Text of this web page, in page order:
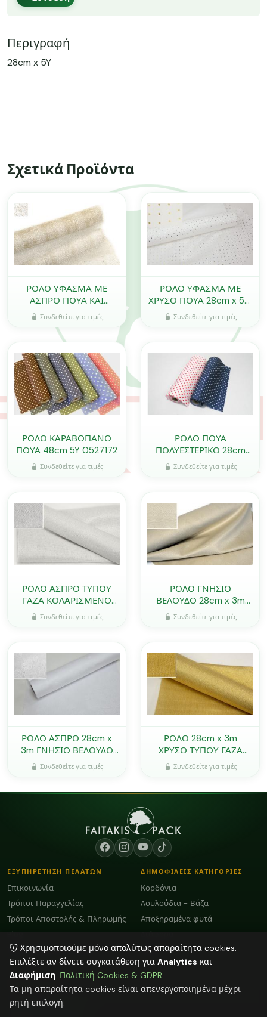
Περιγραφή
28cm x 5Y
Σχετικά Προϊόντα
ΡΟΛΟ ΥΦΑΣΜΑ ΜΕ
ΑΣΠΡΟ ΠΟΥΑ ΚΑΙ
ΓΚΛΙΤΕΡ 28cm x 5m
0527315
Συνδεθείτε για τιμές
ΡΟΛΟ ΥΦΑΣΜΑ ΜΕ
ΧΡΥΣΟ ΠΟΥΑ 28cm x 5m
0527318
Συνδεθείτε για τιμές
ΡΟΛΟ ΚΑΡΑΒΟΠΑΝΟ
ΠΟΥΑ 48cm 5Y 0527172
Συνδεθείτε για τιμές
ΡΟΛΟ ΠΟΥΑ
ΠΟΛΥΕΣΤΕΡΙΚΟ 28cm
10Y 0527095
Συνδεθείτε για τιμές
ΡΟΛΟ ΑΣΠΡΟ ΤΥΠΟΥ
ΓΑΖΑ ΚΟΛΑΡΙΣΜΕΝΟ
28cm x 3m ΜΕ
ΑΣΗΜΟΚΛΩΣΤΗ
Συνδεθείτε για τιμές
ΡΟΛΟ ΓΝΗΣΙΟ
ΒΕΛΟΥΔΟ 28cm x 3m
ΦΥΣΙΚΟ ΜΕ ΑΝΑΓΛΥΦΟ
ΣΧΕΔΙΟ 0527343
Συνδεθείτε για τιμές
ΡΟΛΟ ΑΣΠΡΟ 28cm x
3m ΓΝΗΣΙΟ ΒΕΛΟΥΔΟ
ΜΕ ΑΝΑΓΛΥΦΑ ΣΧΕΔΙΑ
0527345
Συνδεθείτε για τιμές
ΡΟΛΟ 28cm x 3m
ΧΡΥΣΟ ΤΥΠΟΥ ΓΑΖΑ
ΚΟΛΑΡΙΣΜΕΝΟ ΜΕ
ΧΡΥΣΟΚΛΩΣΤΗ
Συνδεθείτε για τιμές
ΕΞΥΠΗΡΕΤΗΣΗ ΠΕΛΑΤΩΝ
Επικοινωνία
Τρόποι Παραγγελίας
Τρόποι Αποστολής & Πληρωμής
Blog
Όροι Χρήσης και GDPR
ΔΗΜΟΦΙΛΕΙΣ ΚΑΤΗΓΟΡΙΕΣ
Κορδόνια
Λουλούδια - Βάζα
Αποξηραμένα φυτά
Διάφορα
Κεριά
ΕΠΙΚΟΙΝΩΝΙΑ
ΗΡΑΚΛΕΙΟ: 2818103009
info@faitakispack.net
Χρησιμοποιούμε μόνο απολύτως απαραίτητα cookies.
Επιλέξτε αν δίνετε συγκατάθεση για Analytics και
Διαφήμιση. Πολιτική Cookies & GDPR
Τα μη απαραίτητα cookies είναι απενεργοποιημένα μέχρι
ρητή επιλογή.